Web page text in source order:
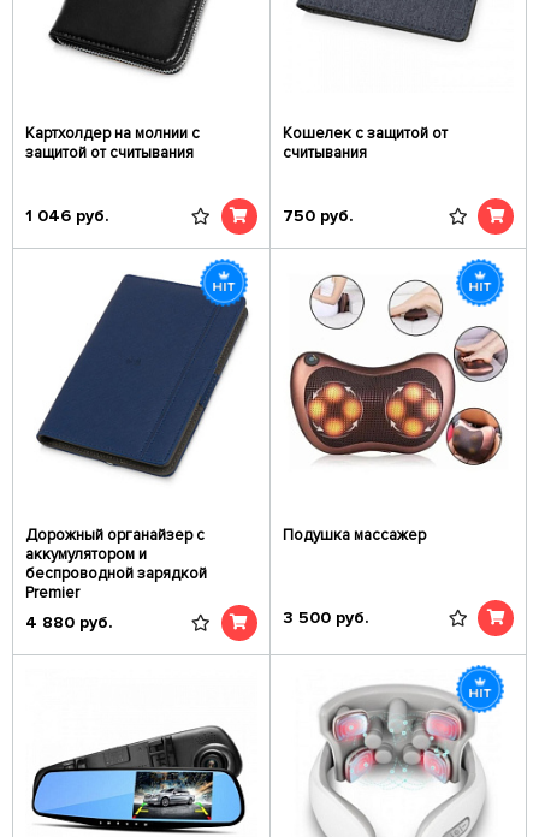
Картхолдер на молнии с
защитой от считывания
1 046 руб.
Кошелек с защитой от
считывания
750 руб.
Дорожный органайзер с
аккумулятором и
беспроводной зарядкой
Premier
4 880 руб.
Подушка массажер
3 500 руб.